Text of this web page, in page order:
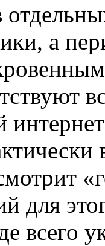
а
для
всего